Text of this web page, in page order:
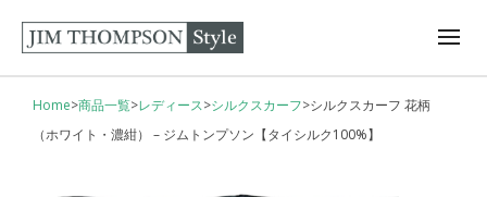
Home>商品一覧>レディース>シルクスカーフ>シルクスカーフ 花柄
（ホワイト・濃紺） – ジムトンプソン【タイシルク100%】